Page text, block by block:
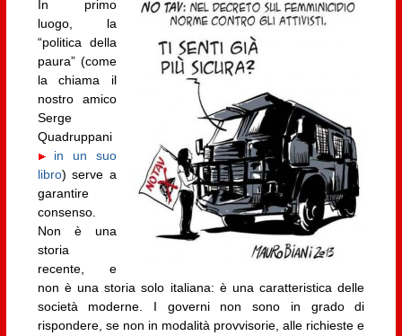
In primo
luogo, la
“politica della
paura” (come
la chiama il
nostro amico
Serge
Quadruppani
in un suo
libro) serve a
garantire
consenso.
Non è una
storia
recente, e
non è una storia solo italiana: è una caratteristica delle
società moderne. I governi non sono in grado di
rispondere, se non in modalità provvisorie, alle richieste e